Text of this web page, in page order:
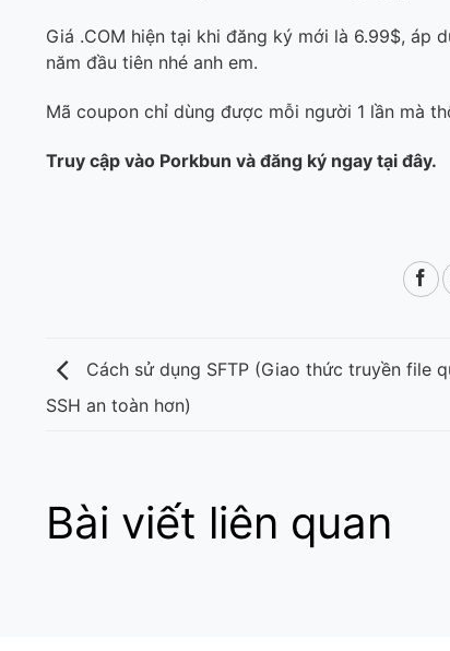
Giá .COM hiện tại khi đăng ký mới là 6.99$, áp
năm đầu tiên nhé anh em.
Mã coupon chỉ dùng được mỗi người 1 lần mà
Truy cập vào Porkbun và đăng ký ngay tại đây.
Cách sử dụng SFTP (Giao thức truyền file
SSH an toàn hơn)
Bài viết liên quan